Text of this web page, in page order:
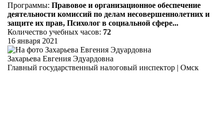
Программы: Правовое и организационное обеспечение
деятельности комиссий по делам несовершеннолетних и
защите их прав, Психолог в социальной сфере...
Количество учебных часов: 72
16 января 2021
Захарьева Евгения Эдуардовна
Главный государственный налоговый инспектор | Омск